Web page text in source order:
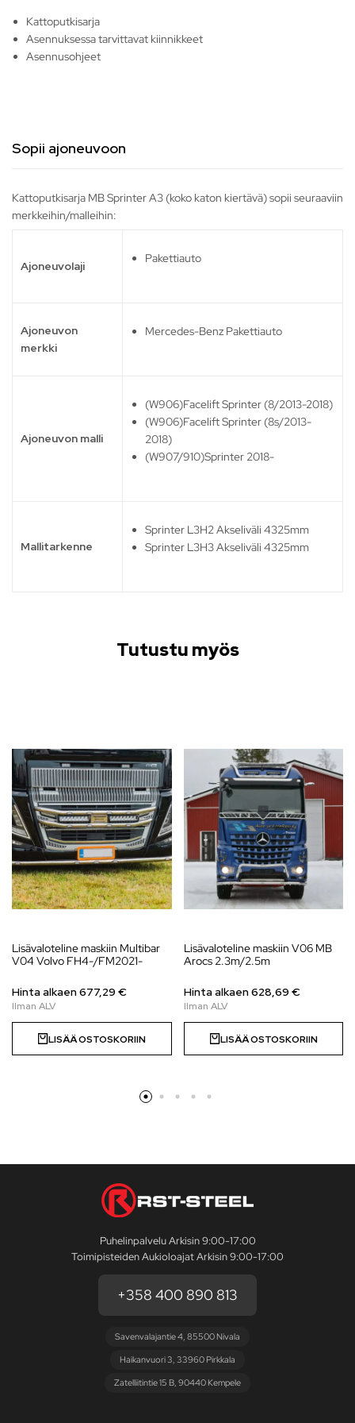
Kattoputkisarja
Asennuksessa tarvittavat kiinnikkeet
Asennusohjeet
Sopii ajoneuvoon
Kattoputkisarja MB Sprinter A3 (koko katon kiertävä) sopii seuraaviin
merkkeihin/malleihin:
Ajoneuvolaji
Pakettiauto
Ajoneuvon
merkki
Mercedes-Benz Pakettiauto
Ajoneuvon malli
(W906)Facelift Sprinter (8/2013-2018)
(W906)Facelift Sprinter (8s/2013-
2018)
(W907/910)Sprinter 2018-
Mallitarkenne
Sprinter L3H2 Akseliväli 4325mm
Sprinter L3H3 Akseliväli 4325mm
Tutustu myös
Lisävaloteline maskiin Multibar
V04 Volvo FH4-/FM2021-
Hinta alkaen677,29 €
LISÄÄ OSTOSKORIIN
Lisävaloteline maskiin V06 MB
Arocs 2.3m/2.5m
Hinta alkaen628,69 €
LISÄÄ OSTOSKORIIN
Puhelinpalvelu Arkisin 9:00-17:00
Toimipisteiden Aukioloajat Arkisin 9:00-17:00
+358 400 890 813
Savenvalajantie 4, 85500 Nivala
Haikanvuori 3, 33960 Pirkkala
Zatelliitintie 15 B, 90440 Kempele